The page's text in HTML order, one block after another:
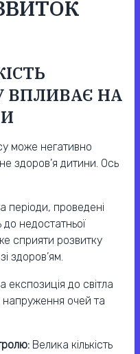
ВПЛИВАЄ НА
може негативно
здоров’я дитини. Ось
періоди, проведені
недостатньої
сприяти розвитку
здоров’ям.
експозиція до світла
очей та
Велика кількість